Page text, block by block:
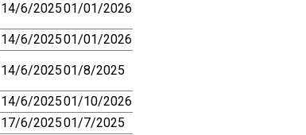
14/6/202501/01/2026
14/6/202501/01/2026
14/6/202501/8/2025
14/6/202501/10/2026
17/6/202501/7/2025